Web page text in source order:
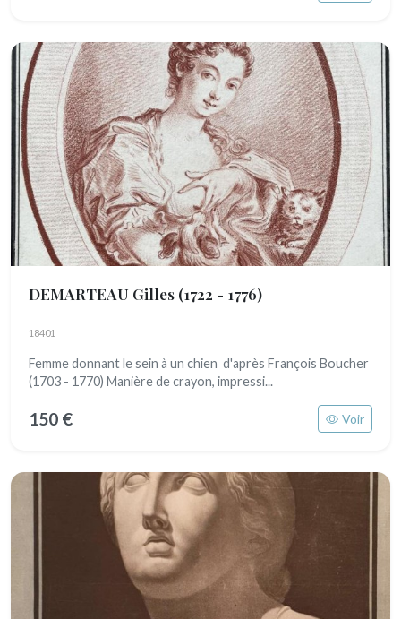
DEMARTEAU Gilles (1722 - 1776)
18401
Femme donnant le sein à un chien d'après François Boucher
(1703 - 1770) Manière de crayon, impressi...
150 € Voir